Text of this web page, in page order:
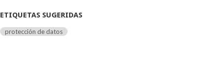
ETIQUETAS SUGERIDAS
protección de datos